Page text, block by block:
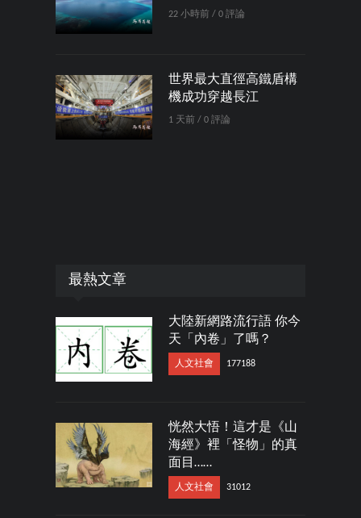
22 小時前 / 0 評論
世界最大直徑高鐵盾構
機成功穿越長江
1 天前 / 0 評論
最熱文章
大陸新網路流行語 你今
天「內卷」了嗎？
人文社會 177188
恍然大悟！這才是《山
海經》裡「怪物」的真
面目……
人文社會 31012